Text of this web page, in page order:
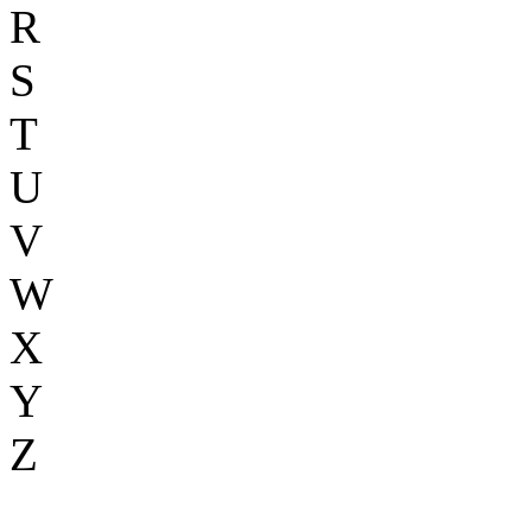
R
S
T
U
V
W
X
Y
Z